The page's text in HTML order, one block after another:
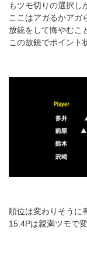
もツモ切りの選択し
ここはアガるかアガ
放銃をして悔やむこ
この放銃でポイント
順位は変わりそうに
15.4Pは親満ツモで